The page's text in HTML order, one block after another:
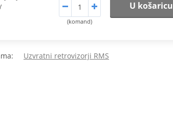
(komand)
U košaricu
Uzvratni retrovizorji RMS